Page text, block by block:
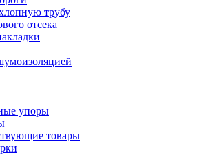
трубу
отсека
упоры
товары